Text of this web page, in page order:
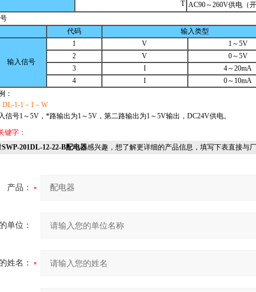
T AC90～260V供电（开
代码
输入类型
输入信号
1 V
1～5V
2 V
0～5V
3
I
4～20mA
4
I
0～10mA
：
DL-1-1－1－W
信号1～5V，*路输出为1～5V，第二路输出为1～5V输出，DC24V供电。
键字：
SWP-201DL-12-22-B配电器感兴趣，想了解更详细的产品信息，填写下表直接与厂
产品：
单位：
姓名：